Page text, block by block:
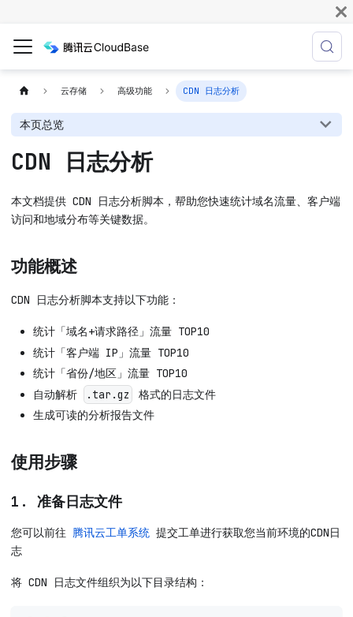
云存储 高级功能 CDN 日志分析
本页总览
CDN 日志分析
本文档提供 CDN 日志分析脚本，帮助您快速统计域名流量、客户端
访问和地域分布等关键数据。
功能概述
CDN 日志分析脚本支持以下功能：
统计「域名+请求路径」流量 TOP10
统计「客户端 IP」流量 TOP10
统计「省份/地区」流量 TOP10
自动解析
.tar.gz
格式的日志文件
生成可读的分析报告文件
使用步骤
1. 准备日志文件
您可以前往 腾讯云工单系统 提交工单进行获取您当前环境的CDN日
志
将 CDN 日志文件组织为以下目录结构：